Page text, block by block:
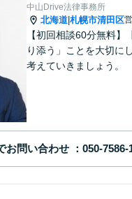
中山Drive法律事務所
北海道 札幌市清田区
【初回相談60分無料
り添う」ことを大切に
考えていきましょう。
お問い合わせ